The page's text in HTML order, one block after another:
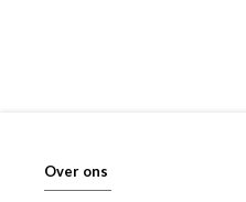
Over ons